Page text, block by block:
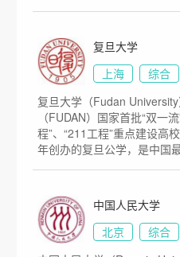
学、杭州大学、浙江农业大
1998年，四校实现合并，组
江大学是教育部直属的综合
时也是研究型、创新型大学
工程大学”“双一流大学”是我
学校现有紫金港、玉泉、西
舟山、海宁等7个校区，占
复旦大学
上海
综合
复旦大学（Fudan
（FUDAN）国家首批“双一
程”、“211工程”重点建设高
年创办的复旦公学，是中国
年，复旦大学与前身为1927
山大学医学院的上海医科大
旦大学。占地面积为1600亩。
中国人民大学
北京
综合